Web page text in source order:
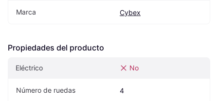
Marca Cybex
Propiedades del producto
Eléctrico No
Número de ruedas 4